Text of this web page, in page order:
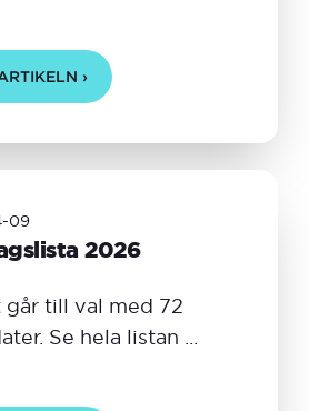
›
09
2026
går till val med 72
Se hela listan ...